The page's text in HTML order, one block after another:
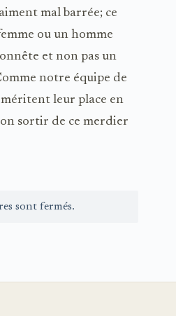
mal barrée; ce
ou un homme
et non pas un
notre équipe de
leur place en
sortir de ce merdier
sont fermés.